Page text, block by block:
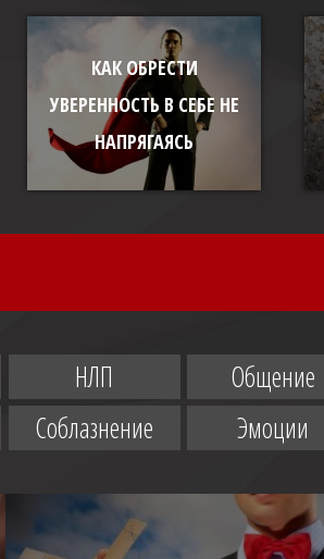
КАК ОБРЕСТИ
УВЕРЕННОСТЬ В СЕБЕ НЕ
НАПРЯГАЯСЬ
НЛП Общение
Соблазнение Эмоции